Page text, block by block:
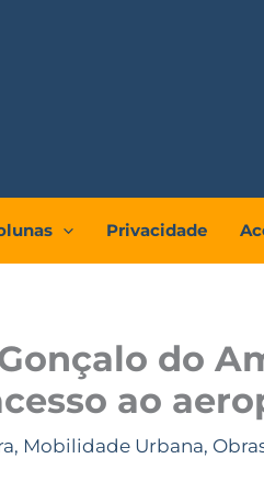
Privacidade
do
ao
, Mobilidade Urbana,